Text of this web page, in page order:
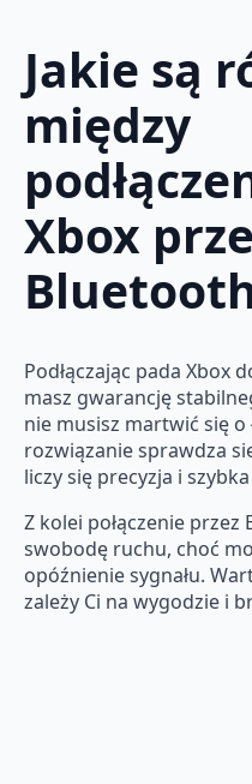
Jakie są
między
Xbox
Podłączając pada Xbox
masz gwarancję
nie musisz martwić się o
rozwiązanie sprawdza
liczy się precyzja i
Z kolei połączenie
swobodę ruchu, choć
opóźnienie sygnału.
zależy Ci na wygodzie i